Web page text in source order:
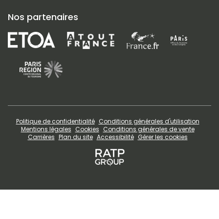
Nos partenaires
Politique de confidentialité Conditions générales d'utilisation
Mentions légales Cookies Conditions générales de vente
Carrières Plan du site Accessibilité Gérer les cookies